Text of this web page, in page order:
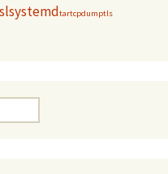
systemdtartcpdumptls